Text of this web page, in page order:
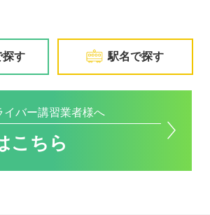
探す 駅名で探す
イバー講習業者様へ
こちら